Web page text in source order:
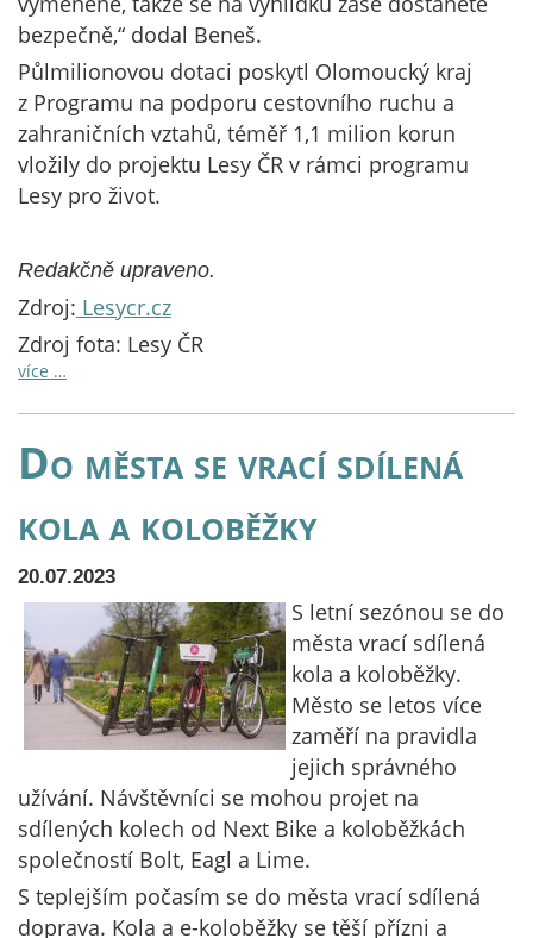
bezpečně,“ dodal Beneš.
Půlmilionovou dotaci poskytl Olomoucký kraj
z Programu na podporu cestovního ruchu a
zahraničních vztahů, téměř 1,1 milion korun
vložily do projektu Lesy ČR v rámci programu
Lesy pro život.
Redakčně upraveno.
Zdroj: Lesycr.cz
Zdroj fota: Lesy ČR
více …
Do města se vrací sdílená
kola a koloběžky
20.07.2023
S letní sezónou se do
města vrací sdílená
kola a koloběžky.
Město se letos více
zaměří na pravidla
jejich správného
užívání. Návštěvníci se mohou projet na
sdílených kolech od Next Bike a koloběžkách
společností Bolt, Eagl a Lime.
S teplejším počasím se do města vrací sdílená
doprava. Kola a e-koloběžky se těší přízni a